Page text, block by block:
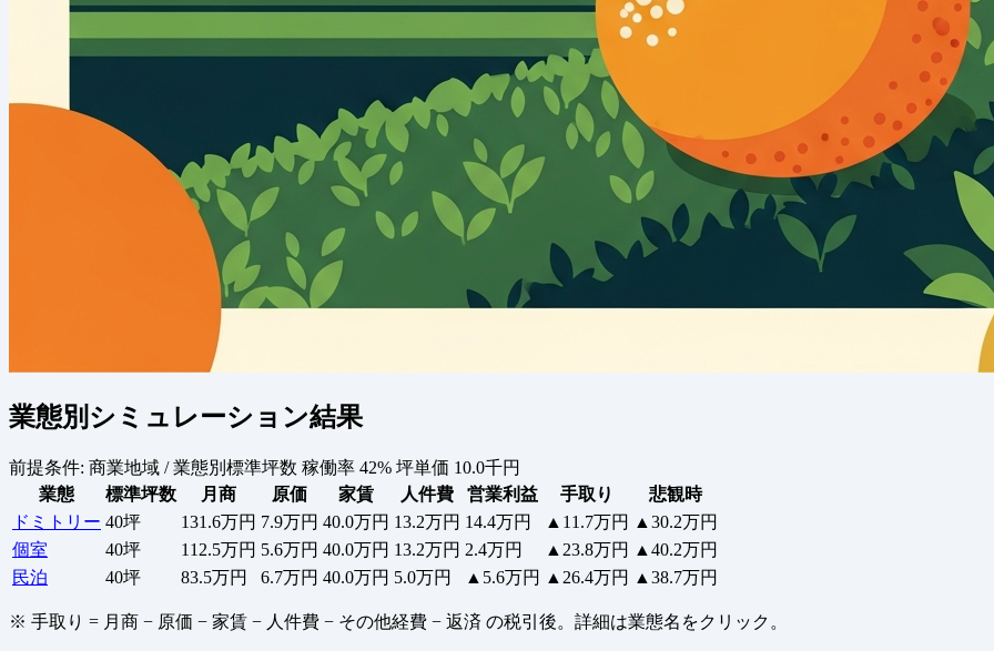
業態別シミュレーション結果
前提条件: 商業地域 / 業態別標準坪数 稼働率 42% 坪単価 10.0千円
業態
標準坪数 月商 原価 家賃 人件費 営業利益 手取り
悲観時
ドミトリー 40坪 131.6万円 7.9万円 40.0万円 13.2万円 14.4万円 ▲11.7万円
▲30.2万円
個室
40坪 112.5万円 5.6万円 40.0万円 13.2万円 2.4万円 ▲23.8万円
▲40.2万円
民泊
40坪 83.5万円 6.7万円 40.0万円 5.0万円 ▲5.6万円 ▲26.4万円 ▲38.7万円
※ 手取り = 月商 − 原価 − 家賃 − 人件費 − その他経費 − 返済 の税引後。詳細は業態名をクリック。